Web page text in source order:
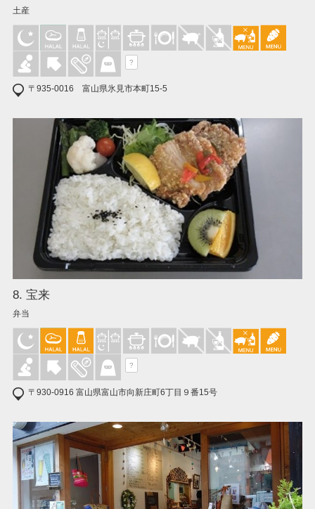
土産
?
〒935-0016 富山県氷見市本町15-5
8. 宝来
弁当
?
〒930-0916 富山県富山市向新庄町6丁目９番15号